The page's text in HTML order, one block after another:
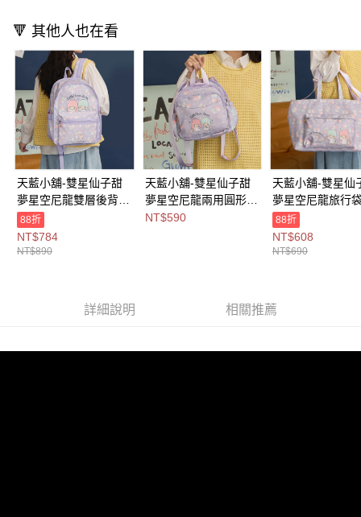
【注意事項】
1.本服務係由「台灣大哥大股份有限公司」（以下簡稱本公司）所提供，讓
用戶於交易時，得透過本服務購買商品或服務，並由商店將買賣／分期付款
買賣價金債權讓與本公司後，依約使用本公司帳單繳交帳款。
2.基於同意付款使用「大哥付你分期」之契約關係目的，商店將以您的個人
資料（包含姓名、電話或地址）提供予台灣大哥大進項蒐集、處理及利用，
由本公司與您本人進行分期帳單所需資料之確認、核對及更正。
3.完整用戶服務條款，請詳閱以下連結：https://oppay.tw/userRule
付款後萊爾富取貨
每筆NT$8,888，滿NT$8,888(含以上)免運費
7-11取貨付款
每筆NT$80，滿NT$1,000(含以上)免運費
付款後7-11取貨
每筆NT$80，滿NT$1,000(含以上)免運費
宅配
每筆NT$100，滿NT$1,000(含以上)免運費
付款後門市自取
🔻 其他人也在看
天藍小舖-雙星仙子甜
夢星空尼龍雙層後背
包-共1
色-$890【A12122369
】
88折
NT$784
NT$890
天藍小舖-雙星仙子甜
夢星空尼龍兩用圓形後
背包-共1
NT$590
天藍小舖-雙星仙
夢星空尼龍旅行
色-$690【
】
88折
NT$608
NT$690
詳細說明 相關推薦